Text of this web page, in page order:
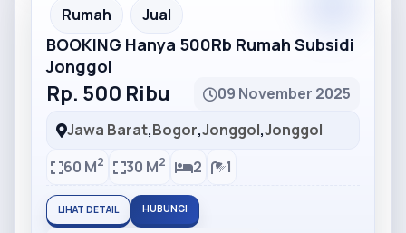
Partner Ad
Rumah Jual
BOOKING Hanya 500Rb Rumah Subsidi
Jonggol
Rp. 500 Ribu
09 November 2025
Jawa Barat,Bogor,Jonggol,Jonggol
60 M2 30 M2 2 1
LIHAT DETAIL HUBUNGI